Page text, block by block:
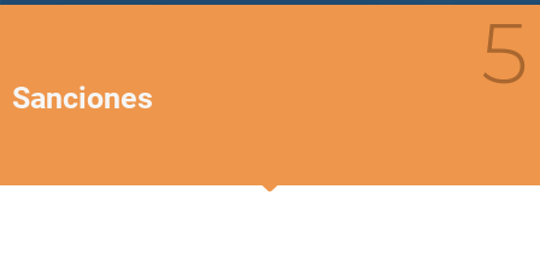
5
Sanciones